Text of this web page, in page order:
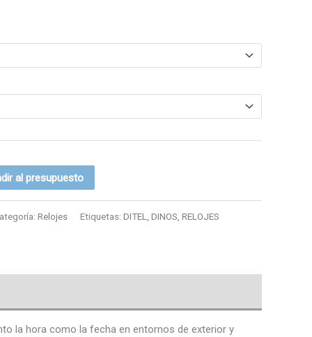
al presupuesto
Relojes Etiquetas: DITEL DINOS RELOJES
la hora como la fecha en entornos de exterior y